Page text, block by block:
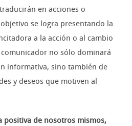
en acciones o
se logra presentando la
a la acción o al cambio
no sólo dominará
informativa, sino también de
y deseos que motiven al
positiva de nosotros mismos,